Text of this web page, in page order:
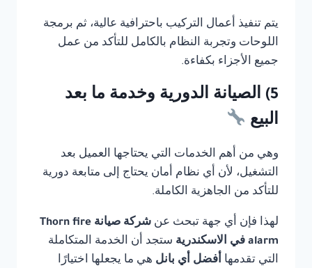
يتم تنفيذ أعمال التركيب باحترافية عالية، ثم برمجة
اللوحات وتجربة النظام بالكامل للتأكد من عمل
جميع الأجزاء بكفاءة.
5) الصيانة الدورية وخدمة ما بعد
البيع
وهي من أهم الخدمات التي يحتاجها العميل بعد
التشغيل، لأن أي نظام أمان يحتاج إلى متابعة دورية
للتأكد من الجاهزية الكاملة.
لهذا فإن أي جهة تبحث عن
شركة صيانة Thorn fire
alarm في الاسكندرية
ستجد أن الخدمة المتكاملة
التي تقدمها أفضل أي بانل هي ما يجعلها اختيارًا